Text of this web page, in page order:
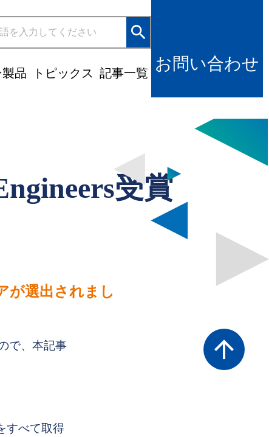
search
品 トピックス 記事一覧
お問い合わせ
受賞
が選出されまし
で、本記事
すべて取得
arrow_upward